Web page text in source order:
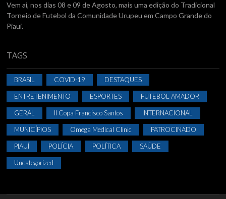
Vem ai, nos dias 08 e 09 de Agosto, mais uma edição do Tradicional
Torneio de Futebol da Comunidade Urupeu em Campo Grande do
Piaui.
TAGS
BRASIL COVID-19 DESTAQUES
ENTRETENIMENTO ESPORTES FUTEBOL AMADOR
GERAL II Copa Francisco Santos INTERNACIONAL
MUNICÍPIOS Omega Medical Clinic PATROCINADO
PIAUÍ POLÍCIA POLÍTICA SAÚDE
Uncategorized